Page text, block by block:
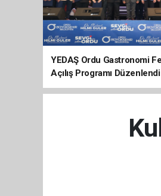
YEDAŞ Ordu Gastronomi
Açılış Programı Düzenlendi